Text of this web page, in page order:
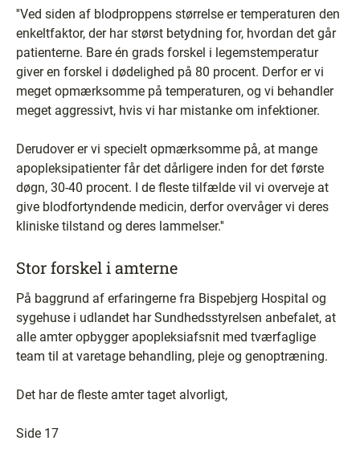
''Ved siden af blodproppens størrelse er temperaturen den
enkeltfaktor, der har størst betydning for, hvordan det går
patienterne. Bare én grads forskel i legemstemperatur
giver en forskel i dødelighed på 80 procent. Derfor er vi
meget opmærksomme på temperaturen, og vi behandler
meget aggressivt, hvis vi har mistanke om infektioner.
Derudover er vi specielt opmærksomme på, at mange
apopleksipatienter får det dårligere inden for det første
døgn, 30-40 procent. I de fleste tilfælde vil vi overveje at
give blodfortyndende medicin, derfor overvåger vi deres
kliniske tilstand og deres lammelser.''
Stor forskel i amterne
På baggrund af erfaringerne fra Bispebjerg Hospital og
sygehuse i udlandet har Sundhedsstyrelsen anbefalet, at
alle amter opbygger apopleksiafsnit med tværfaglige
team til at varetage behandling, pleje og genoptræning.
Det har de fleste amter taget alvorligt,
Side 17